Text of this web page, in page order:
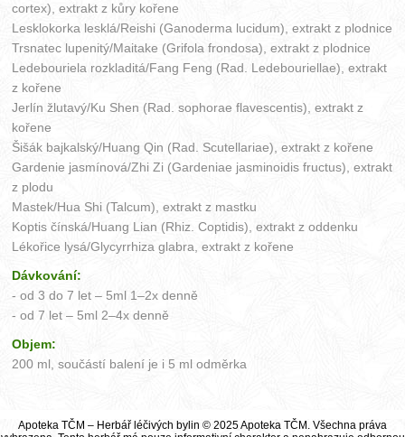
cortex), extrakt z kůry kořene
Lesklokorka lesklá/Reishi (Ganoderma lucidum), extrakt z plodnice
Trsnatec lupenitý/Maitake (Grifola frondosa), extrakt z plodnice
Ledebouriela rozkladitá/Fang Feng (Rad. Ledebouriellae), extrakt
z kořene
Jerlín žlutavý/Ku Shen (Rad. sophorae flavescentis), extrakt z
kořene
Šišák bajkalský/Huang Qin (Rad. Scutellariae), extrakt z kořene
Gardenie jasmínová/Zhi Zi (Gardeniae jasminoidis fructus), extrakt
z plodu
Mastek/Hua Shi (Talcum), extrakt z mastku
Koptis čínská/Huang Lian (Rhiz. Coptidis), extrakt z oddenku
Lékořice lysá/Glycyrrhiza glabra, extrakt z kořene
Dávkování:
- od 3 do 7 let – 5ml 1–2x denně
- od 7 let – 5ml 2–4x denně
Objem:
200 ml, součástí balení je i 5 ml odměrka
Apoteka TČM – Herbář léčivých bylin © 2025 Apoteka TČM. Všechna práva